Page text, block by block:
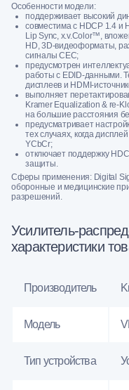
Особенности модели:
поддерживает высокий
совместима с HDCP 1.4 и
Lip Sync, x.v.Color™,
HD, 3D-видеоформаты,
сигналы CEC;
предусмотрен
работы с EDID-данными.
дисплеев и HDMI-
выполняет
Kramer Equalization & re-
на большие расстояния
предусматривает
тех случаях, когда
YCbCr;
отключает поддержку
защиты.
Сферы применения: Digital
оборонные и медицинские
разрешений.
Усилитель-
характеристики
Производитель
Модель
Тип устройства